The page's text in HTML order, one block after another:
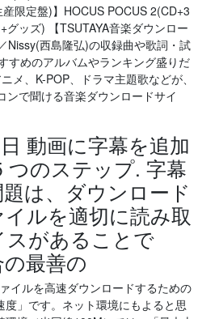
限定盤)】HOCUS POCUS 2(CD+3
グッズ) 【TSUTAYA音楽ダウンロー
Nissy(西島隆弘)の収録曲や歌詞・試
すめのアルバムやランキング盛りだ
メ、K-POP、ドラマ主題歌などが、
ンで聞ける音楽ダウンロードサイ
動画に字幕を追加
つのステップ. 字幕
は、ダウンロード
ルを適切に読み取
があることで
最善の
イルを高速ダウンロードするための
」です。ネット環境にもよると思